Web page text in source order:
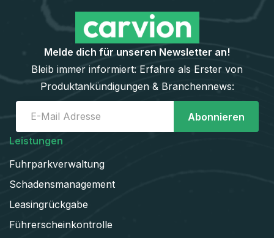
Melde dich für unseren Newsletter an!
Bleib immer informiert: Erfahre als Erster von
Produktankündigungen & Branchennews:
Leistungen
Fuhrparkverwaltung
Schadens­management
Leasingrückgabe
Führerscheinkontrolle